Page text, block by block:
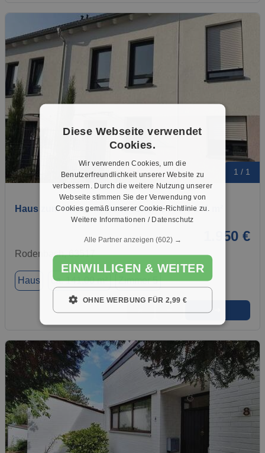
1 / 1
Haus zum Mieten in Rodenbach 1.950 € 141 m²
1.950 €
Rodenbach, 63517
Haus ca. 141,00 m² Zimmer 5
★ ➦
Diese Webseite verwendet
Cookies.
Wir verwenden Cookies, um die
Benutzerfreundlichkeit unserer Website zu
verbessern. Durch die weitere Nutzung unserer
Webseite stimmen Sie der Verwendung von
Cookies gemäß unserer Cookie-Richtlinie zu.
Weitere Informationen / Datenschutz
Alle Partner anzeigen (602) →
EINWILLIGEN & WEITER
OHNE WERBUNG FÜR 2,99 €